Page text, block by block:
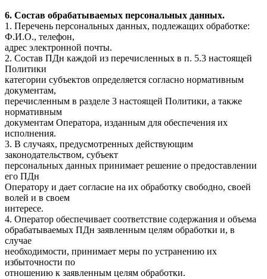
6. Состав обрабатываемых персональных данных.
1. Перечень персональных данных, подлежащих обработке:
Ф.И.О., телефон,
адрес электронной почты.
2. Состав ПДн каждой из перечисленных в п. 5.3 настоящей
Политики
категории субъектов определяется согласно нормативным
документам,
перечисленным в разделе 3 настоящей Политики, а также
нормативным
документам Оператора, изданным для обеспечения их
исполнения.
3. В случаях, предусмотренных действующим
законодательством, субъект
персональных данных принимает решение о предоставлении
его ПДн
Оператору и дает согласие на их обработку свободно, своей
волей и в своем
интересе.
4. Оператор обеспечивает соответствие содержания и объема
обрабатываемых ПДн заявленным целям обработки и, в
случае
необходимости, принимает меры по устранению их
избыточности по
отношению к заявленным целям обработки.